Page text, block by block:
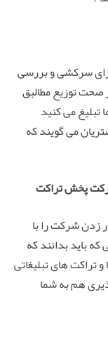
سرکشی و بررسی
صحت توزیع مطالبق
تبلیغ می کنید
می گویند که
زدن شرکت را با
باید بدانند که
تراکت های تبلیغاتی
هم به شما